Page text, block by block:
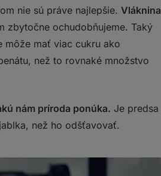
nie sú práve najlepšie. Vláknina
zbytočne ochudobňujeme. Taký
môže mať viac cukru ako
než to rovnaké množstvo
nám príroda ponúka. Je predsa
než ho odšťavovať.